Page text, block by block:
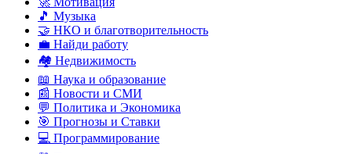
🎵 Музыка
🤝 НКО и благотворительность
💼 Найди работу
🏘️ Недвижимость
📖 Наука и образование
📰 Новости и СМИ
💬 Политика и Экономика
🎯 Прогнозы и Ставки
💻 Программирование